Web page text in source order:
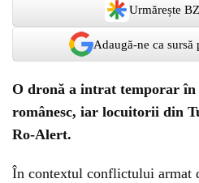
Urmărește
Adaugă-ne ca
O dronă a intrat temporar în
românesc, iar locuitorii din
Ro-Alert.
În contextul conflictului armat